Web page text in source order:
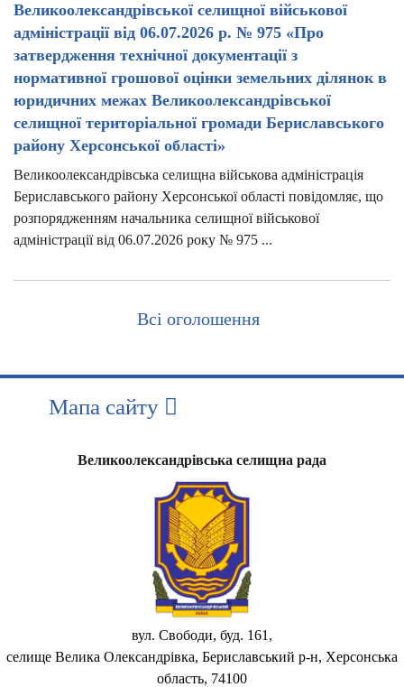
Великоолександрівської селищної військової
адміністрації від 06.07.2026 р. № 975 «Про
затвердження технічної документації з
нормативної грошової оцінки земельних ділянок в
юридичних межах Великоолександрівської
селищної територіальної громади Бериславського
району Херсонської області»
Великоолександрівська селищна військова адміністрація
Бериславського району Херсонської області повідомляє, що
розпорядженням начальника селищної військової
адміністрації від 06.07.2026 року № 975 ...
Всі оголошення
Мапа сайту
Великоолександрівська селищна рада
вул. Свободи, буд. 161,
селище Велика Олександрівка, Бериславський р-н, Херсонська
область, 74100